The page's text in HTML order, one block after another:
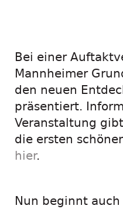
Bei einer
Mannheimer
den neuen
präsentiert.
Veranstaltung
die ersten
hier.
Nun beginnt